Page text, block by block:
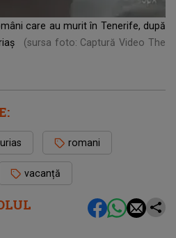
care au murit în Tenerife, după
(sursa foto: Captură Video The
romani
vacanță